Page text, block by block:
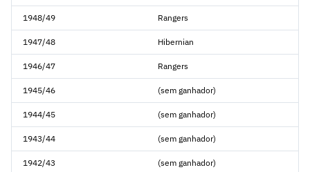
1948/49 Rangers
1947/48 Hibernian
1946/47 Rangers
1945/46 (sem ganhador)
1944/45 (sem ganhador)
1943/44 (sem ganhador)
1942/43 (sem ganhador)